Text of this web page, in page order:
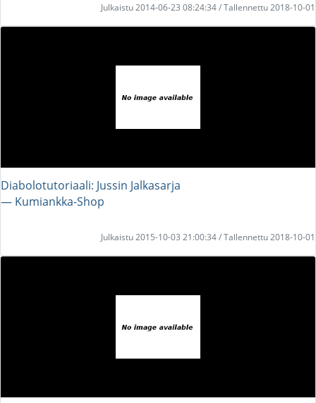
Julkaistu 2014-06-23 08:24:34 / Tallennettu 2018-10-01
Diabolotutoriaali: Jussin Jalkasarja
― Kumiankka-Shop
Julkaistu 2015-10-03 21:00:34 / Tallennettu 2018-10-01